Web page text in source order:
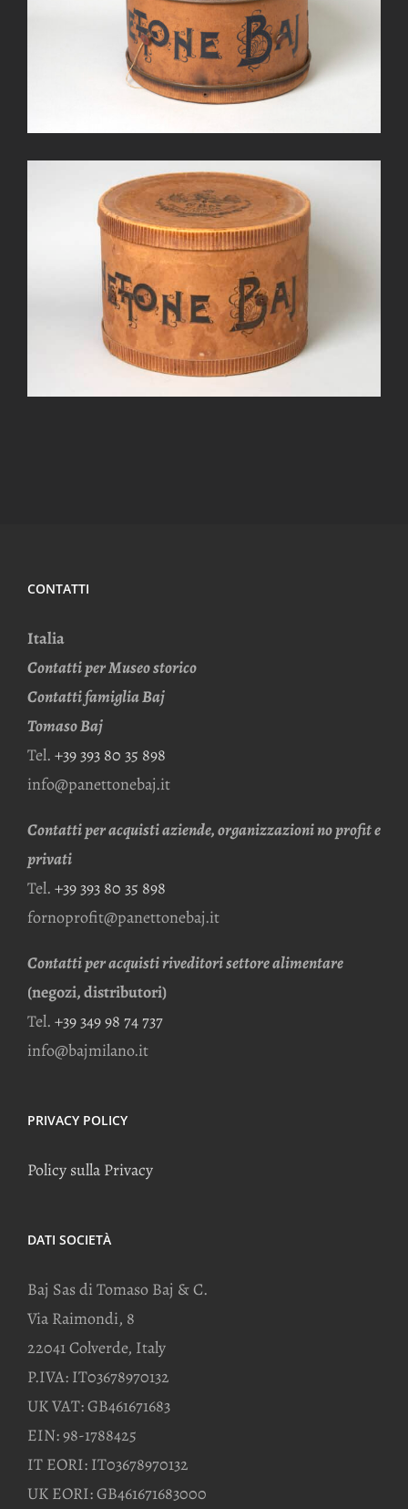
CONTATTI
Italia
Contatti per Museo storico
Contatti famiglia Baj
Tomaso Baj
Tel. +39 393 80 35 898
info@panettonebaj.it
Contatti per acquisti aziende, organizzazioni no profit e
privati
Tel. +39 393 80 35 898
fornoprofit@panettonebaj.it
Contatti per acquisti riveditori settore alimentare
(negozi, distributori)
Tel. +39 349 98 74 737
info@bajmilano.it
PRIVACY POLICY
Policy sulla Privacy
DATI SOCIETÀ
Baj Sas di Tomaso Baj & C.
Via Raimondi, 8
22041 Colverde, Italy
P.IVA: IT03678970132
UK VAT: GB461671683
EIN: 98-1788425
IT EORI: IT03678970132
UK EORI: GB461671683000